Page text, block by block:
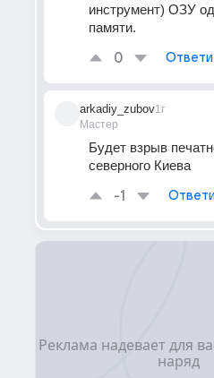
инструмент) ОЗУ
памяти.
0
arkadiy_zubov
Мастер
1г
Будет взрыв
северного Киева
-1